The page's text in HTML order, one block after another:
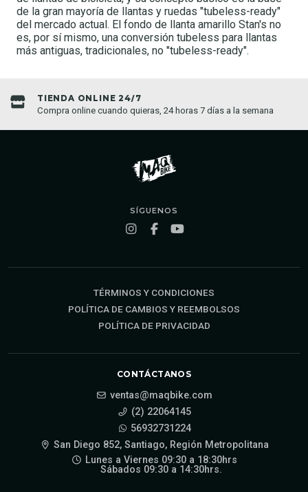
de la gran mayoría de llantas y ruedas "tubeless-ready"
del mercado actual. El fondo de llanta amarillo Stan's no
es, por sí mismo, una conversión tubeless para llantas
más antiguas, tradicionales, no "tubeless-ready".
TIENDA ONLINE 24/7
Compra online cuando quieras, 24 horas 7 días a la semana
SÍGUENOS
TÉRMINOS Y CONDICIONES
POLÍTICA DE CAMBIOS Y REEMBOLSOS
POLÍTICA DE PRIVACIDAD
CONTÁCTANOS
ventas@maqbike.com
(2) 22064145
56932731224
San Diego 852, Santiago, Región Metropolitana
Lunes a Viernes 09:30 a 18:30hrs
Sábados 09:30 a 14:30hrs.